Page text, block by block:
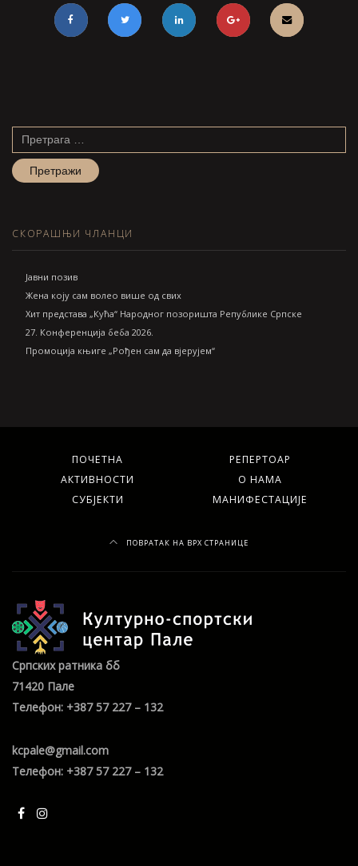
СКОРАШЊИ ЧЛАНЦИ
Jавни позив
Жена коју сам волео више од свих
Хит представа „Кућа“ Народног позоришта Републике Српске
27. Конференција беба 2026.
Промоција књиге „Рођен сам да вјерујем“
ПОЧЕТНА
РЕПЕРТОАР
АКТИВНОСТИ
О НАМА
СУБЈЕКТИ
МАНИФЕСТАЦИЈЕ
ПОВРАТАК НА ВРХ СТРАНИЦЕ
Српских ратника бб
71420 Пале
Телефон: +387 57 227 – 132
kcpale@gmail.com
Телефон: +387 57 227 – 132